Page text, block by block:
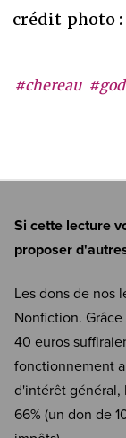
#chereau
crédit photo
Si cette lecture
proposer
Les dons de nos
Nonfiction.
40 euros
fonctionnement
d'intérêt général,
66% (un don de